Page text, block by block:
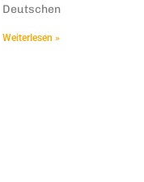
Deutschen
Weiterlesen »